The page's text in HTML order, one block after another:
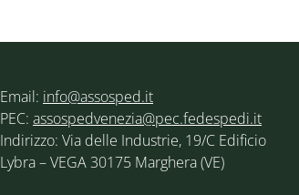
Email: info@assosped.it
PEC: assospedvenezia@pec.fedespedi.it
Indirizzo: Via delle Industrie, 19/C Edificio
Lybra – VEGA 30175 Marghera (VE)